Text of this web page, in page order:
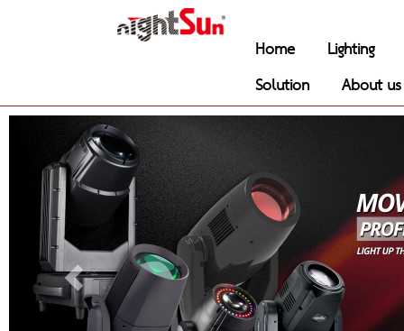
Home
Lighting
Solution
About us